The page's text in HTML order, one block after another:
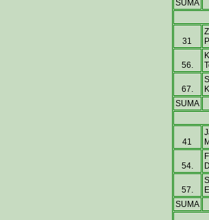
SUMA
31
56.
67.
SUMA
41
54.
57.
SUMA